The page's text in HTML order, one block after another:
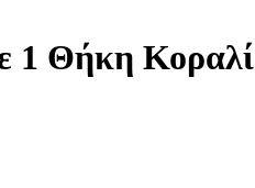
1 Θήκη Κοραλί